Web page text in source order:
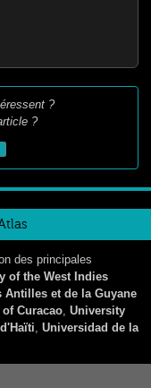
?
?
des principales
of the West Indies
Antilles et de la Guyane
Curacao, University
, Universidad de la